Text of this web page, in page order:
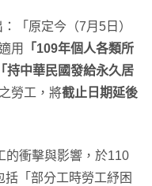
「原定今（7月5日）
用
「109年個人各類所
「持中華民國發給永久居
勞工，將截止日期延後
的衝擊與影響，於110
「部分工時勞工紓困